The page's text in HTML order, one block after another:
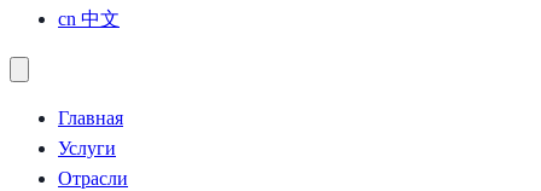
cn 中文
Главная
Услуги
Отрасли